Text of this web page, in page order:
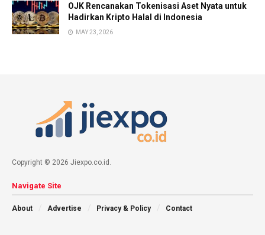
OJK Rencanakan Tokenisasi Aset Nyata untuk
Hadirkan Kripto Halal di Indonesia
MAY 23, 2026
Copyright © 2026 Jiexpo.co.id.
Navigate Site
About Advertise Privacy & Policy Contact